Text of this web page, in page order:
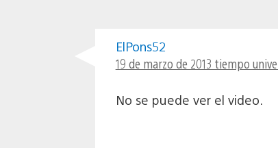
ElPons52
19 de marzo de 2013 tiempo
No se puede ver el video.